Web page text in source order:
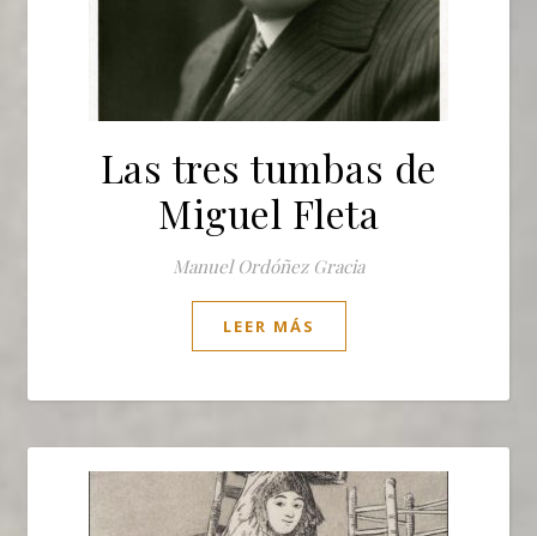
Las tres tumbas de
Miguel Fleta
Manuel Ordóñez Gracia
LEER MÁS